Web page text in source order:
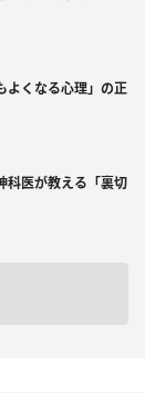
よくなる心理」の正
医が教える「裏切